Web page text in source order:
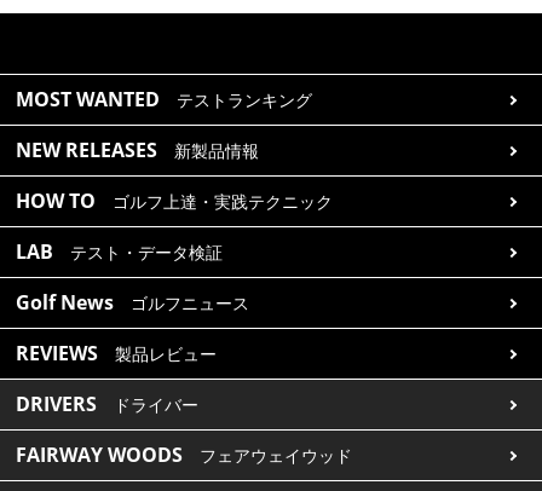
MOST WANTED テストランキング
NEW RELEASES 新製品情報
HOW TO ゴルフ上達・実践テクニック
LAB テスト・データ検証
Golf News ゴルフニュース
REVIEWS 製品レビュー
DRIVERS ドライバー
FAIRWAY WOODS フェアウェイウッド